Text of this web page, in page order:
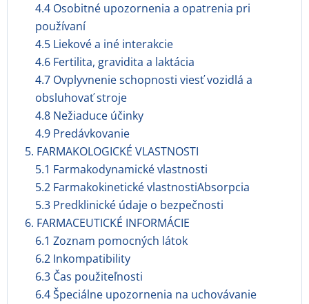
4.4 Osobitné upozornenia a opatrenia pri
používaní
4.5 Liekové a iné interakcie
4.6 Fertilita, gravidita a laktácia
4.7 Ovplyvnenie schopnosti viesť vozidlá a
obsluhovať stroje
4.8 Nežiaduce účinky
4.9 Predávkovanie
5. FARMAKOLOGICKÉ VLASTNOSTI
5.1 Farmakodynamické vlastnosti
5.2 Farmakokinetické vlastnostiAbsorpcia
5.3 Predklinické údaje o bezpečnosti
6. FARMACEUTICKÉ INFORMÁCIE
6.1 Zoznam pomocných látok
6.2 Inkompatibility
6.3 Čas použiteľnosti
6.4 Špeciálne upozornenia na uchovávanie